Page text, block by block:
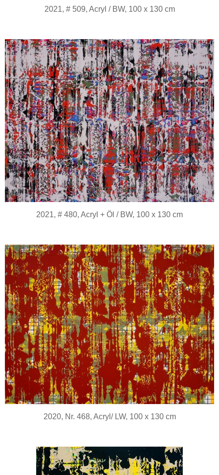
2021, # 509, Acryl / BW, 100 x 130 cm
2021, # 480, Acryl + Öl / BW, 100 x 130 cm
2020, Nr. 468, Acryl/ LW, 100 x 130 cm